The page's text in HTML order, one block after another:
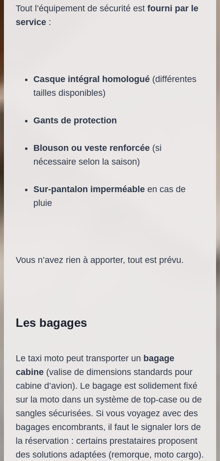
Tout l’équipement de sécurité est fourni par le
service :
Casque intégral homologué (différentes
tailles disponibles)
Gants de protection
Blouson ou veste renforcée (si
nécessaire selon la saison)
Sur-pantalon imperméable en cas de
pluie
Vous n’avez rien à apporter, tout est prévu.
Les bagages
Le taxi moto peut transporter un bagage
cabine (valise de dimensions standards pour
cabine d’avion). Le bagage est solidement fixé
sur la moto dans un système de top-case ou de
sangles sécurisées. Si vous voyagez avec des
bagages encombrants, il faut le signaler lors de
la réservation : certains prestataires proposent
des solutions adaptées (remorque, moto cargo).